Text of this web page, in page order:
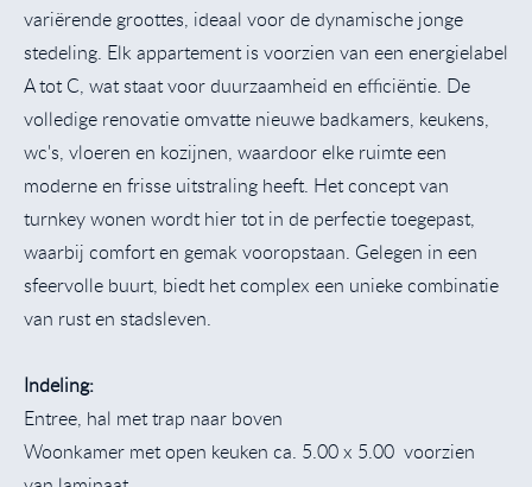
variërende groottes, ideaal voor de dynamische jonge
stedeling. Elk appartement is voorzien van een energielabel
A tot C, wat staat voor duurzaamheid en efficiëntie. De
volledige renovatie omvatte nieuwe badkamers, keukens,
wc's, vloeren en kozijnen, waardoor elke ruimte een
moderne en frisse uitstraling heeft. Het concept van
turnkey wonen wordt hier tot in de perfectie toegepast,
waarbij comfort en gemak vooropstaan. Gelegen in een
sfeervolle buurt, biedt het complex een unieke combinatie
van rust en stadsleven.
Indeling:
Entree, hal met trap naar boven
Woonkamer met open keuken ca. 5.00 x 5.00 voorzien